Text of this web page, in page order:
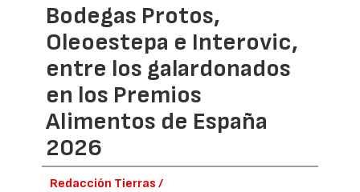
Bodegas Protos,
Oleoestepa e Interovic,
entre los galardonados
en los Premios
Alimentos de España
2026
Redacción Tierras /